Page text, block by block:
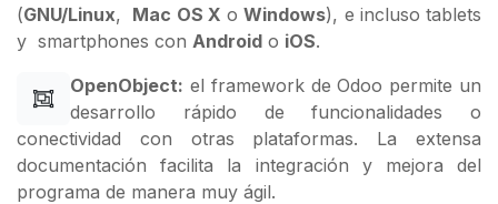
(GNU/Linux, Mac OS X oWindows), e incluso tablets
y smartphones con Android o iOS.
OpenObject: el framework de Odoo permite un
desarrollo rápido de funcionalidades o
conectividad con otras plataformas. La extensa
documentación facilita la integración y mejora del
programa de manera muy ágil.